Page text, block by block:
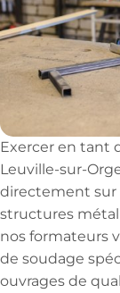
Exercer en tant
Leuville-sur-
directement sur
structures
nos formateurs
de soudage
ouvrages de